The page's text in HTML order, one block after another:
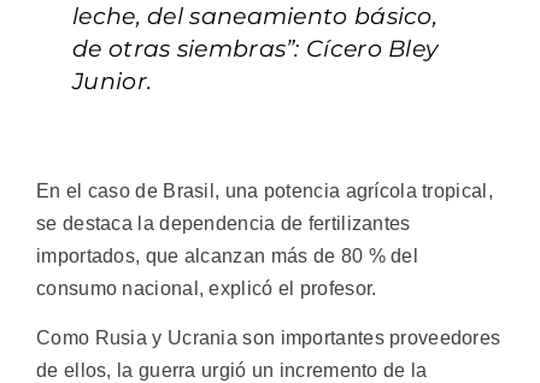
leche, del saneamiento básico,
de otras siembras”: Cícero Bley
Junior.
En el caso de Brasil, una potencia agrícola tropical,
se destaca la dependencia de fertilizantes
importados, que alcanzan más de 80 % del
consumo nacional, explicó el profesor.
Como Rusia y Ucrania son importantes proveedores
de ellos, la guerra urgió un incremento de la